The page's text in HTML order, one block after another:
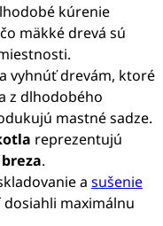
kúrenie
mäkké drevá sú
vyhnúť drevám, ktoré
z dlhodobého
mastné sadze.
reprezentujú
.
a sušenie
maximálnu